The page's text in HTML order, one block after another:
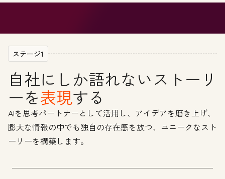
ステージ1
自社にしか語れないストーリ
ーを表現する
AIを思考パートナーとして活用し、アイデアを磨き上げ、
膨大な情報の中でも独自の存在感を放つ、ユニークなスト
ーリーを構築します。